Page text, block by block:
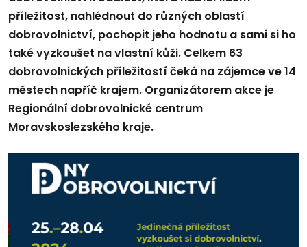
příležitost, nahlédnout do různých oblastí
dobrovolnictví, pochopit jeho hodnotu a sami si ho
také vyzkoušet na vlastní kůži. Celkem 63
dobrovolnických příležitostí čeká na zájemce ve 14
městech napříč krajem. Organizátorem akce je
Regionální dobrovolnické centrum
Moravskoslezského kraje.